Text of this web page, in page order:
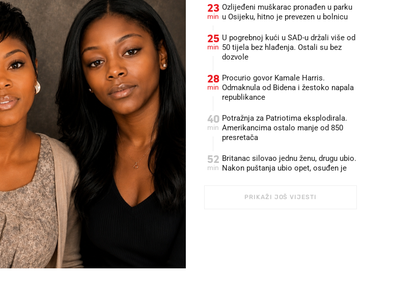
23
min
Ozlijeđeni muškarac pronađen u parku
u Osijeku, hitno je prevezen u bolnicu
25
min
U pogrebnoj kući u SAD-u držali više od
50 tijela bez hlađenja. Ostali su bez
dozvole
28
min
Procurio govor Kamale Harris.
Odmaknula od Bidena i žestoko napala
republikance
40
min
Potražnja za Patriotima eksplodirala.
Amerikancima ostalo manje od 850
presretača
52
min
Britanac silovao jednu ženu, drugu ubio.
Nakon puštanja ubio opet, osuđen je
PRIKAŽI JOŠ VIJESTI